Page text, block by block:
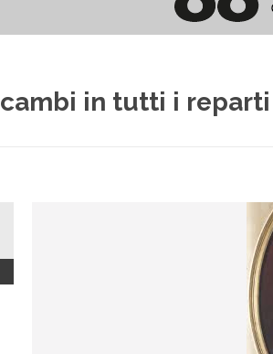
cambi in tutti i reparti